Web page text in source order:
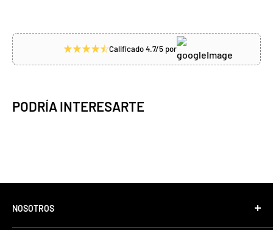
Calificado 4.7/5 por
PODRÍA INTERESARTE
NOSOTROS